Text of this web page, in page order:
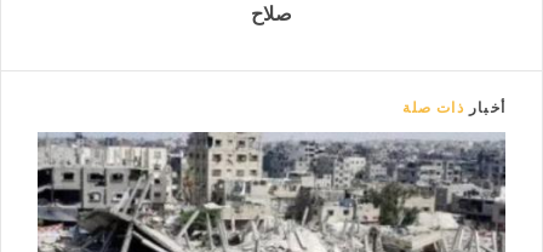
صلاح
أخبار ذات صلة